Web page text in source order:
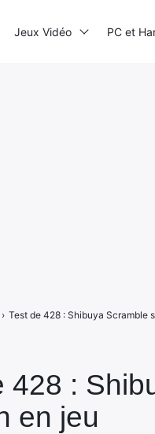
428 :
en jeu
› Test de 428 : Shibuya Scramble
Jeux Vidéo PC et